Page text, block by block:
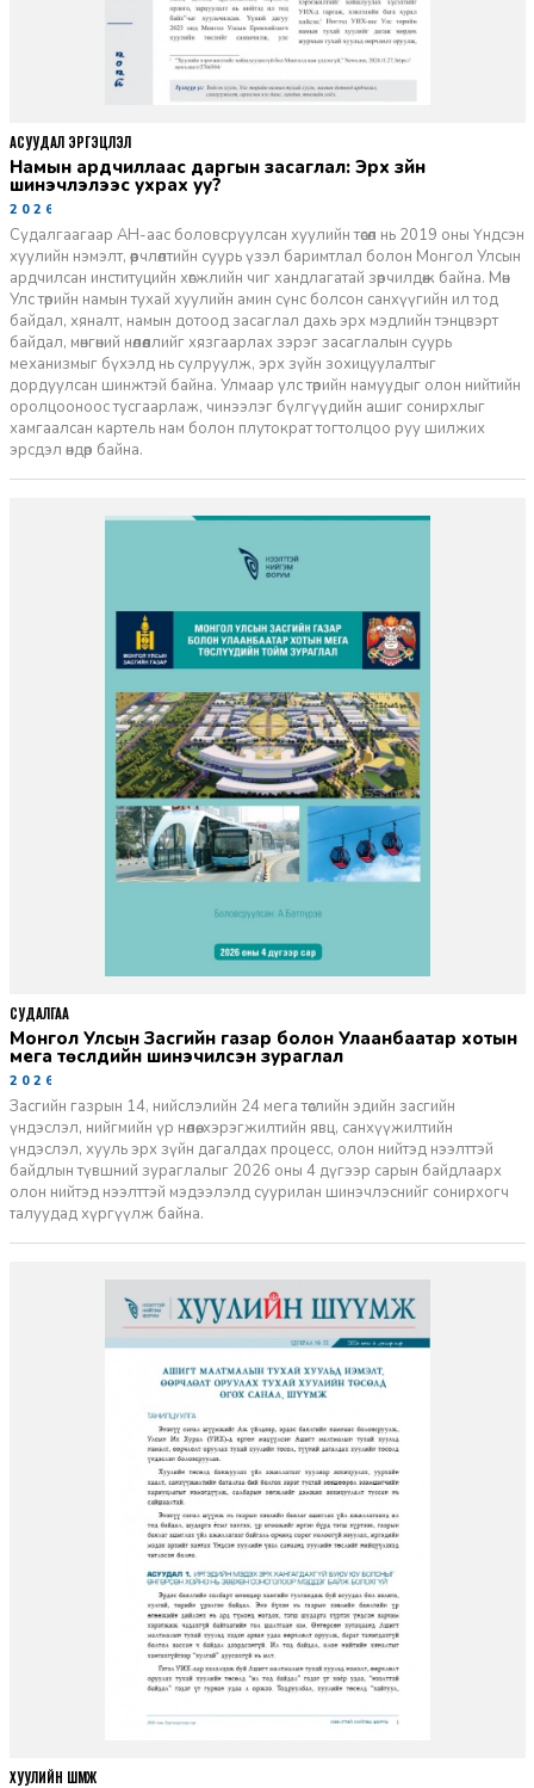
Намын ардчиллаас даргын засаглал: Эрх зүйн
шинэчлэлээс ухрах уу?
2026-07-08
Судалгаагаар АН-аас боловсруулсан хуулийн төсөл нь 2019 оны Үндсэн
хуулийн нэмэлт, өөрчлөлтийн суурь үзэл баримтлал болон Монгол Улсын
ардчилсан институцийн хөгжлийн чиг хандлагатай зөрчилдөж байна. Мөн
Улс төрийн намын тухай хуулийн амин сүнс болсон санхүүгийн ил тод
байдал, хяналт, намын дотоод засаглал дахь эрх мэдлийн тэнцвэрт
байдал, мөнгөний нөлөөллийг хязгаарлах зэрэг засаглалын суурь
механизмыг бүхэлд нь сулруулж, эрх зүйн зохицуулалтыг
дордуулсан шинжтэй байна. Улмаар улс төрийн намуудыг олон нийтийн
оролцооноос тусгаарлаж, чинээлэг бүлгүүдийн ашиг сонирхлыг
хамгаалсан картель нам болон плутократ тогтолцоо руу шилжих
эрсдэл өндөр байна.
АСУУДАЛ ЭРГЭЦҮҮЛЭЛ
Монгол Улсын Засгийн газар болон Улаанбаатар хотын
мега төслүүдийн шинэчилсэн зураглал
2026-06-29
Засгийн газрын 14, нийслэлийн 24 мега төслийн эдийн засгийн
үндэслэл, нийгмийн үр нөлөө, хэрэгжилтийн явц, санхүүжилтийн
үндэслэл, хууль эрх зүйн дагалдах процесс, олон нийтэд нээлттэй
байдлын түвшний зураглалыг 2026 оны 4 дүгээр сарын байдлаарх
олон нийтэд нээлттэй мэдээлэлд суурилан шинэчлэснийг сонирхогч
талуудад хүргүүлж байна.
СУДАЛГАА
ХУУЛИЙН ШҮҮМЖ